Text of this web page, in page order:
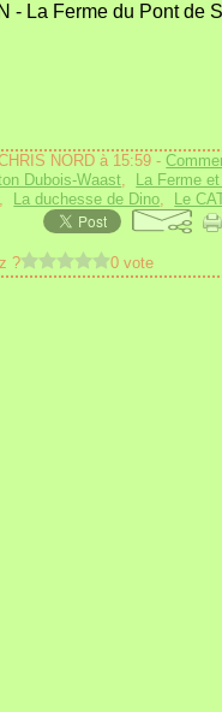
NORD à 15:59 -
Dubois-Waast, La Ferme
, La duchesse de Dino, Le
? 0 vote